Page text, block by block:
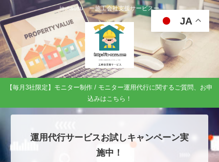
ie-naosu ー施工会社支援サービスー
【毎月3社限定】モニター制作 / モニター運用代行に関するご質問、お申
込みはこちら！
運用代行サービスお試しキャンペーン実
施中！
JA